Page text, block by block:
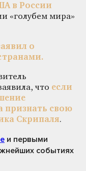
в России
«голубем мира»
о
что если
признать свою
Скрипаля.
и первыми
событиях